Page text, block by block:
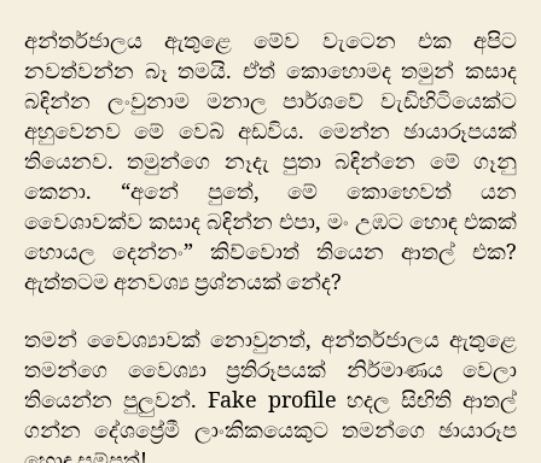
අන්තර්ජාලය ඇතුළෙ මේව වැටෙන එක අපිට
නවත්වන්න බෑ තමයි. ඒත් කොහොමද තමුන් කසාද
බඳින්න ලංවුනාම මනාල පාර්ශවේ වැඩිහිටියෙක්ට
අහුවෙනව මේ වෙබ් අඩවිය. මෙන්න ඡායාරූපයක්
තියෙනව. තමුන්ගෙ නෑදැ පුතා බඳින්නෙ මේ ගෑනු
කෙනා. “අනේ පුතේ, මේ කොහෙවත් යන
වෛශාවක්ව කසාද බඳින්න එපා, මං උඹට හොඳ එකක්
හොයල දෙන්නං” කිව්වොත් තියෙන ආතල් එක?
ඇත්තටම අනවශ්‍ය ප්‍රශ්නයක් නේද?
තමන් වෛශ්‍යාවක් නොවුනත්, අන්තර්ජාලය ඇතුළෙ
තමන්ගෙ වෛශ්‍යා ප්‍රතිරූපයක් නිර්මාණය වෙලා
තියෙන්න පුලුවන්. Fake profile හදල සිඟිති ආතල්
ගන්න දේශප්‍රේමී ලාංකිකයෙකුට තමන්ගෙ ඡායාරූප